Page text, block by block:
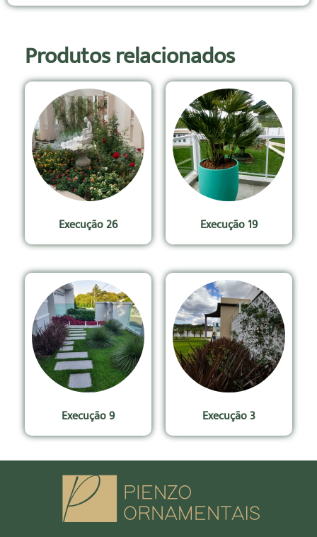
Produtos relacionados
Execução 26 Execução 19
Execução 9 Execução 3